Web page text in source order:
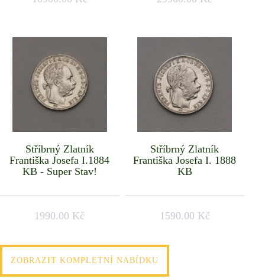
Stříbrný Zlatník
Františka Josefa I.1884
KB - Super Stav!
1990.00 Kč
Stříbrný Zlatník
Františka Josefa I. 1888
KB
1590.00 Kč
ZOBRAZIT KOMPLETNÍ NABÍDKU